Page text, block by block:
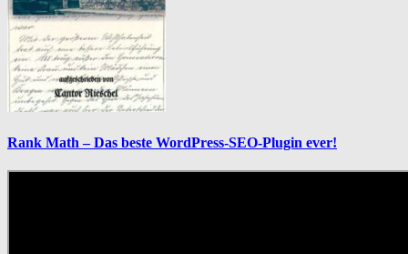
Rank Math – Das beste WordPress-SEO-Plugin ever!